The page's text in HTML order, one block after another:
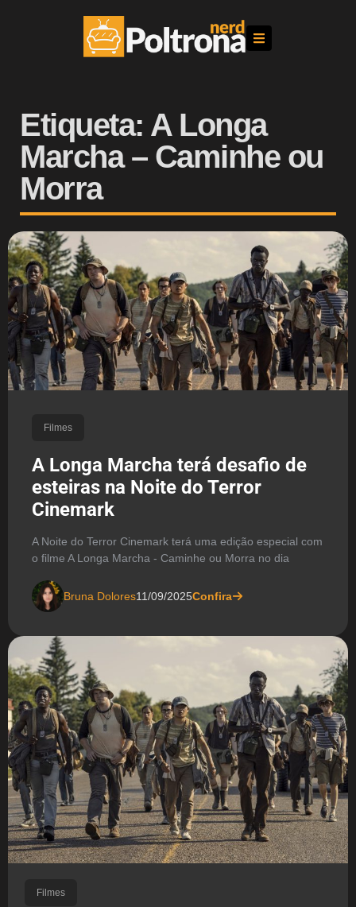
Etiqueta: A Longa
Marcha – Caminhe ou
Morra
Filmes
A Longa Marcha terá desafio de
esteiras na Noite do Terror
Cinemark
A Noite do Terror Cinemark terá uma edição especial com
o filme A Longa Marcha - Caminhe ou Morra no dia
Bruna Dolores11/09/2025Confira
Filmes